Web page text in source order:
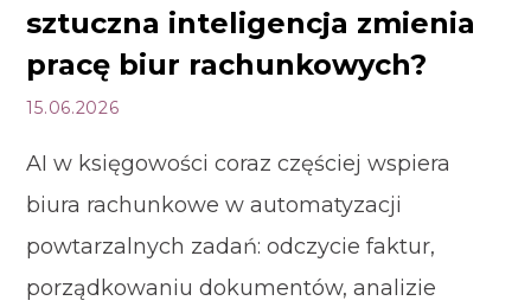
sztuczna inteligencja zmienia
pracę biur rachunkowych?
15.06.2026
AI w księgowości coraz częściej wspiera
biura rachunkowe w automatyzacji
powtarzalnych zadań: odczycie faktur,
porządkowaniu dokumentów, analizie